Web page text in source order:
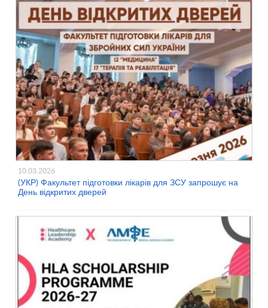
10.03.2026
(УКР) Факультет підготовки лікарів для ЗСУ запрошує на
День відкритих дверей